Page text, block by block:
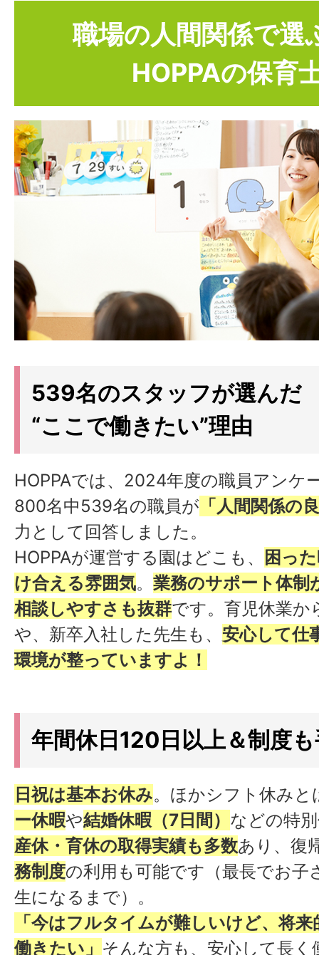
職場の人間関係で選
HOPPAの保育
539名のスタッフが選んだ
“ここで働きたい”理由
HOPPAでは、2024年度の職員アンケ
800名中539名の職員が 「人間関係の
力として回答しました。
HOPPAが運営する園はどこも、
困っ
け合える雰囲気。 業務のサポート体制
相談しやすさも抜群です。育児休業か
や、新卒入社した先生も、 安心して仕
環境が整っていますよ！
年間休日120日以上＆制度
日祝は基本お休み。ほかシフト休みと
ー休暇や結婚休暇（7日間） などの特
産休・育休の取得実績も多数あり、復
務制度の利用も可能です（最長でお子
生になるまで）。
「今はフルタイムが難しいけど、将
働きたい」 そんな方も、安心して長く